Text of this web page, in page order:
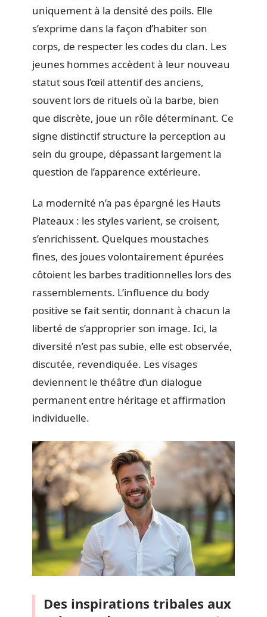
uniquement à la densité des poils. Elle
s’exprime dans la façon d’habiter son
corps, de respecter les codes du clan. Les
jeunes hommes accèdent à leur nouveau
statut sous l’œil attentif des anciens,
souvent lors de rituels où la barbe, bien
que discrète, joue un rôle déterminant. Ce
signe distinctif structure la perception au
sein du groupe, dépassant largement la
question de l’apparence extérieure.
La modernité n’a pas épargné les Hauts
Plateaux : les styles varient, se croisent,
s’enrichissent. Quelques moustaches
fines, des joues volontairement épurées
côtoient les barbes traditionnelles lors des
rassemblements. L’influence du body
positive se fait sentir, donnant à chacun la
liberté de s’approprier son image. Ici, la
diversité n’est pas subie, elle est observée,
discutée, revendiquée. Les visages
deviennent le théâtre d’un dialogue
permanent entre héritage et affirmation
individuelle.
Des inspirations tribales aux